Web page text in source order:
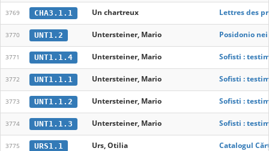
3769 CHA3.1.1 Un chartreux Lettres des
3770 UNT1.2 Untersteiner, Mario Posidonio
3771 UNT1.1.4 Untersteiner, Mario Sofisti :
3772 UNT1.1.1 Untersteiner, Mario Sofisti :
3773 UNT1.1.2 Untersteiner, Mario Sofisti :
3774 UNT1.1.3 Untersteiner, Mario Sofisti :
3775 URS1.1 Urs, Otilia Catalogul